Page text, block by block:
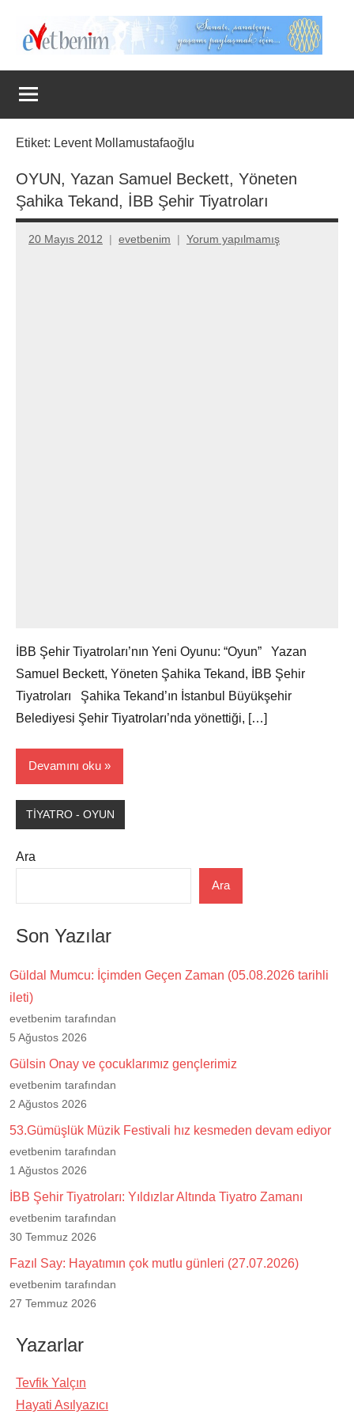
Evet
Benim
Etiket: Levent Mollamustafaoğlu
OYUN, Yazan Samuel Beckett, Yöneten
Şahika Tekand, İBB Şehir Tiyatroları
20 Mayıs 2012 evetbenim Yorum yapılmamış
İBB Şehir Tiyatroları’nın Yeni Oyunu: “Oyun” Yazan
Samuel Beckett, Yöneten Şahika Tekand, İBB Şehir
Tiyatroları Şahika Tekand’ın İstanbul Büyükşehir
Belediyesi Şehir Tiyatroları’nda yönettiği, […]
Devamını oku
TİYATRO - OYUN
Ara
Ara
Son Yazılar
Güldal Mumcu: İçimden Geçen Zaman (05.08.2026 tarihli
ileti)
evetbenim tarafından
5 Ağustos 2026
Gülsin Onay ve çocuklarımız gençlerimiz
evetbenim tarafından
2 Ağustos 2026
53.Gümüşlük Müzik Festivali hız kesmeden devam ediyor
evetbenim tarafından
1 Ağustos 2026
İBB Şehir Tiyatroları: Yıldızlar Altında Tiyatro Zamanı
evetbenim tarafından
30 Temmuz 2026
Fazıl Say: Hayatımın çok mutlu günleri (27.07.2026)
evetbenim tarafından
27 Temmuz 2026
Yazarlar
Tevfik Yalçın
Hayati Asılyazıcı